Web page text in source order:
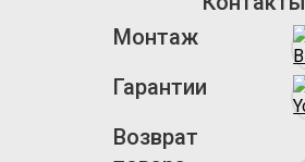
Монтаж
Гарантии
Возврат